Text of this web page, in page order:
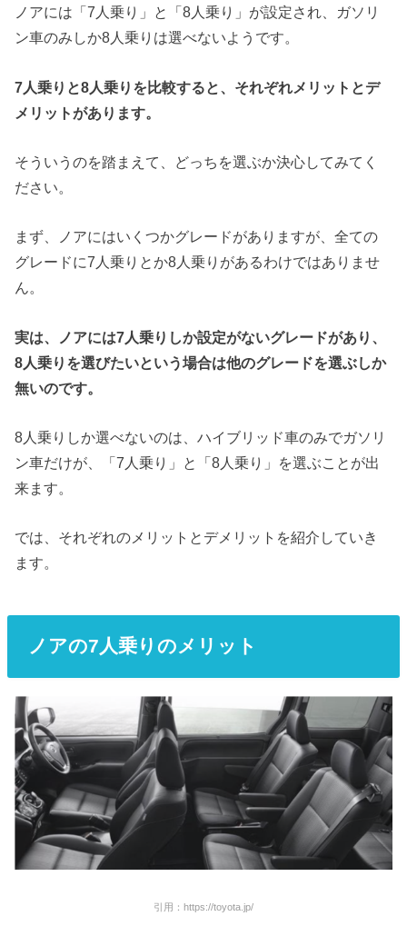
ノアには「7人乗り」と「8人乗り」が設定され、ガソリ
ン車のみしか8人乗りは選べないようです。
7人乗りと8人乗りを比較すると、それぞれメリットとデ
メリットがあります。
そういうのを踏まえて、どっちを選ぶか決心してみてく
ださい。
まず、ノアにはいくつかグレードがありますが、全ての
グレードに7人乗りとか8人乗りがあるわけではありませ
ん。
実は、ノアには7人乗りしか設定がないグレードがあり、
8人乗りを選びたいという場合は他のグレードを選ぶしか
無いのです。
8人乗りしか選べないのは、ハイブリッド車のみでガソリ
ン車だけが、「7人乗り」と「8人乗り」を選ぶことが出
来ます。
では、それぞれのメリットとデメリットを紹介していき
ます。
ノアの7 人乗りのメリット
引用：https://toyota.jp/